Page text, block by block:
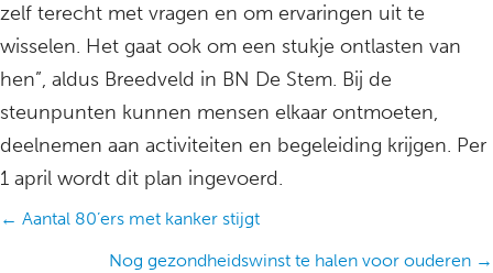
zelf terecht met vragen en om ervaringen uit te
wisselen. Het gaat ook om een stukje ontlasten van
hen”, aldus Breedveld in BN De Stem. Bij de
steunpunten kunnen mensen elkaar ontmoeten,
deelnemen aan activiteiten en begeleiding krijgen. Per
1 april wordt dit plan ingevoerd.
Posts
navigation
← Aantal 80’ers met kanker stijgt
Nog gezondheidswinst te halen voor ouderen →